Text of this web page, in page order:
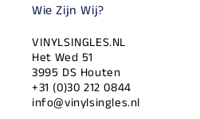
Wie Zijn Wij?
VINYLSINGLES.NL
Het Wed 51
3995 DS Houten
+31 (0)30 212 0844
info@vinylsingles.nl